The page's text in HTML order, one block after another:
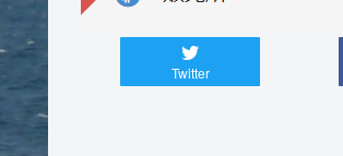
Twitter